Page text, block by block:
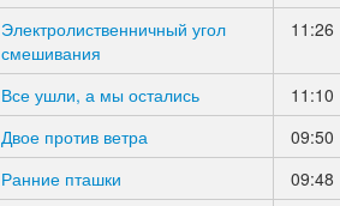
Электролиственничный угол
смешивания
11:26
Все ушли, а мы остались
11:10
Двое против ветра
09:50
Ранние пташки
09:48